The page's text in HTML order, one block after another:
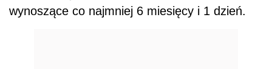
wynoszące co najmniej 6 miesięcy i 1 dzień.